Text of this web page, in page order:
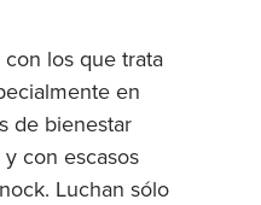
los que trata
en
de bienestar
con escasos
Luchan sólo